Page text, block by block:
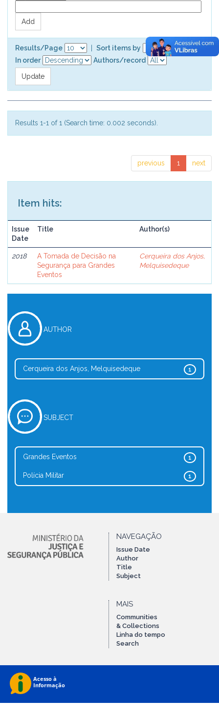
Results/Page
Sort items by
In order
Authors/record
Results 1-1 of 1 (Search time: 0.002 seconds).
previous 1 next
Item hits:
Issue
Date
Title Author(s)
2018
A Tomada de Decisão na
Segurança para Grandes
Eventos
Cerqueira dos Anjos,
Melquisedeque
AUTHOR
1
Cerqueira dos Anjos, Melquisedeque
SUBJECT
1
Grandes Eventos
1
Polícia Militar
NAVEGAÇÃO
Issue Date
Author
Title
Subject
MAIS
Communities
& Collections
Linha do tempo
Search